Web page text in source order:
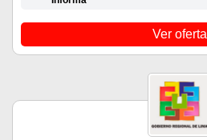
Ver oferta